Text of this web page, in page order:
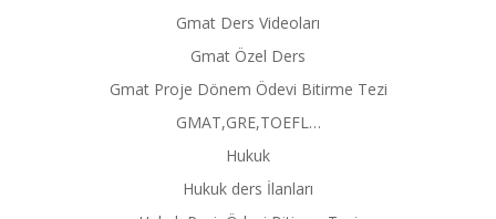
Gmat Ders Videoları
Gmat Özel Ders
Gmat Proje Dönem Ödevi Bitirme Tezi
GMAT,GRE,TOEFL…
Hukuk
Hukuk ders İlanları